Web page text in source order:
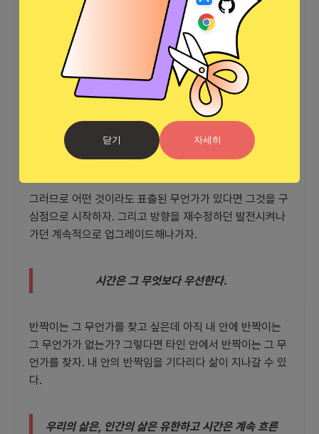
닫기 자세히
필연적인 보상이 따른다고 나는 믿는다. 그러니 일을 할때
의 전제는 드라이함이 중요하겠다. 잠깐 말이 옆으로 샜는
데 완벽을 기하다 보면 이미 시간은 지나가고 타이밍은 지
나간다.)
서비스는 사람과 같아 계속 변화하고 진화한다. 그 아무리
작은 서비스일지라도 말이다.
그러므로 빠른 시작이 그 무엇보다 우선한다. 시간은 유한
하고 팀도 유한하며 삶도 유한하다.
그러므로 어떤 것이라도 표출된 무언가가 있다면 그것을 구
심점으로 시작하자. 그리고 방향을 재수정하던 발전시켜나
가던 계속적으로 업그레이드해나가자.
시간은 그 무엇보다 우선한다.
반짝이는 그 무언가를 찾고 싶은데 아직 내 안에 반짝이는
그 무언가가 없는가? 그렇다면 타인 안에서 반짝이는 그 무
언가를 찾자. 내 안의 반짝임을 기다리다 삶이 지나갈 수 있
다.
우리의 삶은, 인간의 삶은 유한하고 시간은 계속 흐른